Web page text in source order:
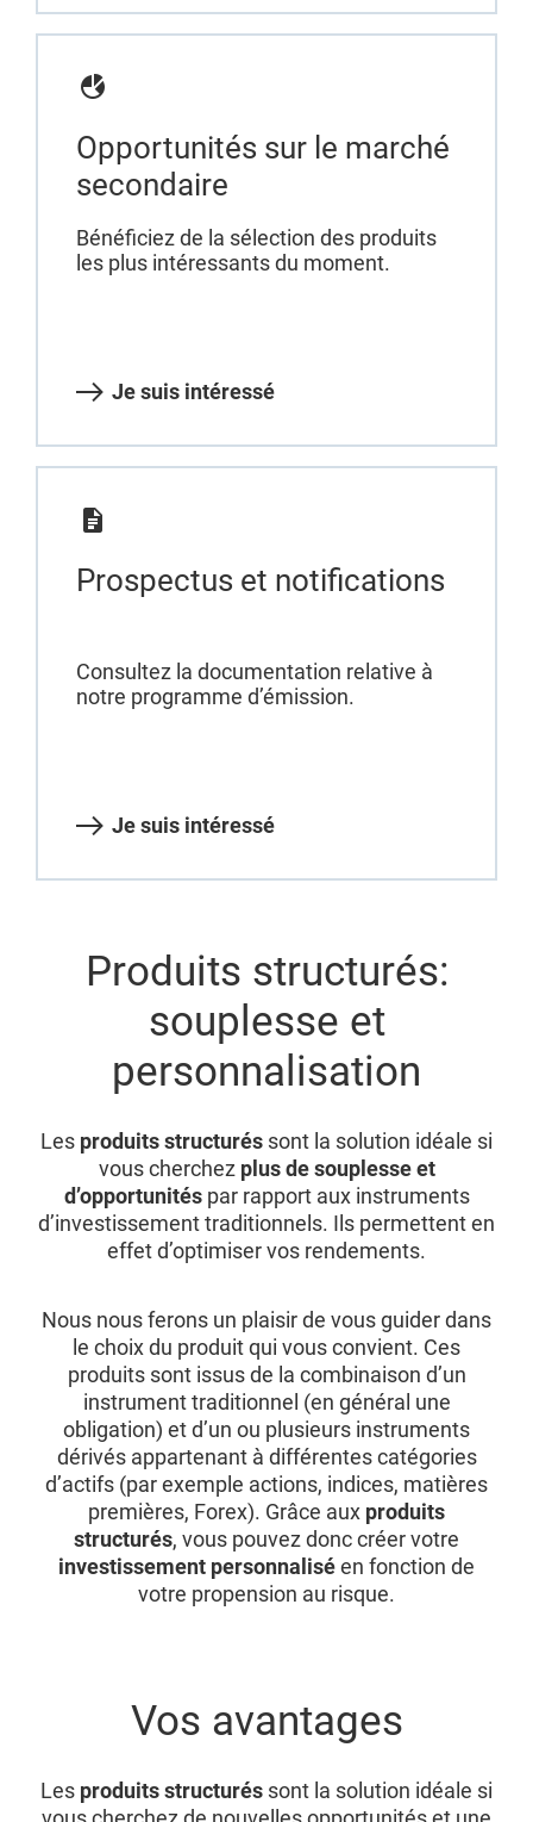
Opportunités sur le marché
secondaire
Bénéficiez de la sélection des produits
les plus intéressants du moment.
Je suis intéressé
Prospectus et notifications
Consultez la documentation relative à
notre programme d’émission.
Je suis intéressé
Produits structurés:
souplesse et
personnalisation
Les produits structurés sont la solution idéale si
vous cherchez plus de souplesse et
d’opportunitéspar rapport aux instruments
d’investissement traditionnels. Ils permettent en
effet d’optimiser vos rendements.
Nous nous ferons un plaisir de vous guider dans
le choix du produit qui vous convient. Ces
produits sont issus de la combinaison d’un
instrument traditionnel (en général une
obligation) et d’un ou plusieurs instruments
dérivés appartenant à différentes catégories
d’actifs (par exemple actions, indices, matières
premières, Forex). Grâce aux produits
structurés, vous pouvez donc créer votre
investissement personnaliséen fonction de
votre propension au risque.
Vos avantages
Les produits structurés sont la solution idéale si